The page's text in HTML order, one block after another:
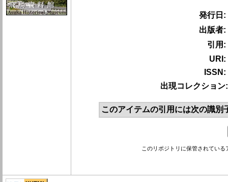
発行日:
出版者:
引用:
URI:
ISSN:
出現コレクション:
このアイテムの引用には次の識
このリポジトリに保管されてい